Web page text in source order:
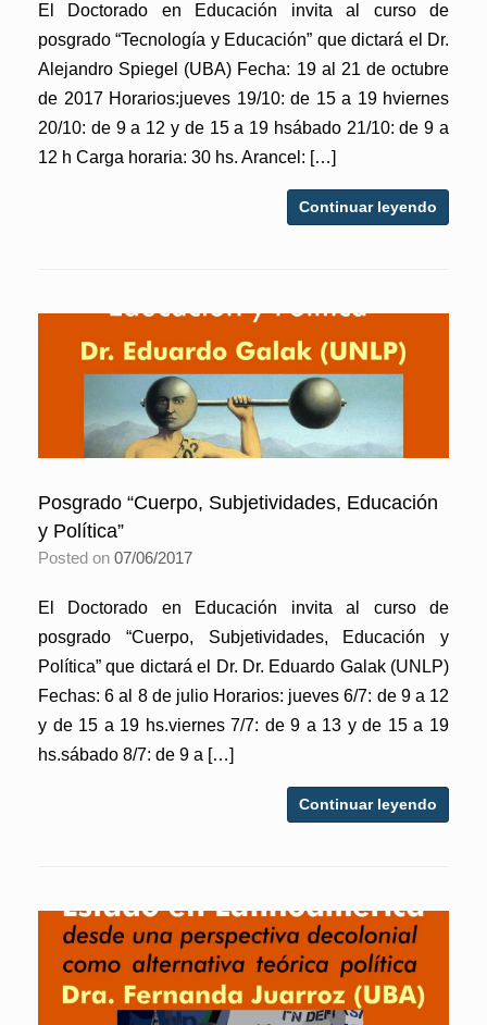
El Doctorado en Educación invita al curso de
posgrado “Tecnología y Educación” que dictará el Dr.
Alejandro Spiegel (UBA) Fecha: 19 al 21 de octubre
de 2017 Horarios:jueves 19/10: de 15 a 19 hviernes
20/10: de 9 a 12 y de 15 a 19 hsábado 21/10: de 9 a
12 h Carga horaria: 30 hs. Arancel: […]
Continuar leyendo
Posgrado “Cuerpo, Subjetividades, Educación
y Política”
Posted on 07/06/2017
El Doctorado en Educación invita al curso de
posgrado “Cuerpo, Subjetividades, Educación y
Política” que dictará el Dr. Dr. Eduardo Galak (UNLP)
Fechas: 6 al 8 de julio Horarios: jueves 6/7: de 9 a 12
y de 15 a 19 hs.viernes 7/7: de 9 a 13 y de 15 a 19
hs.sábado 8/7: de 9 a […]
Continuar leyendo